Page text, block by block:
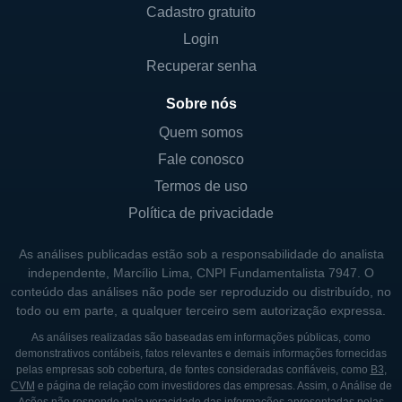
teste DPP® (Dual Path Platform), que é uma
tecnologia inovadora, utilizada para a
detecção de várias infecções. Esse sistema
resultados rápidos e precisos, o que é uma
necessidade crítica em situações
emergenciais, como surtos de doenças
SÓCIOS
A estrutura acionária da Chembio é
diversificada, contando com vários
investidores institucionais e indivíduos que
detêm participações significativas na
empresa. O controle de empresas de
Cadastro gratuito
Login
Recuperar senha
Sobre nós
Quem somos
Fale conosco
Termos de uso
Política de privacidade
As análises publicadas estão sob a responsabilidade do analista
independente, Marcílio Lima, CNPI Fundamentalista 7947. O
conteúdo das análises não pode ser reproduzido ou distribuído, no
todo ou em parte, a qualquer terceiro sem autorização expressa.
As análises realizadas são baseadas em informações públicas, como
demonstrativos contábeis, fatos relevantes e demais informações fornecidas
pelas empresas sob cobertura, de fontes consideradas confiáveis, como B3,
CVM e página de relação com investidores das empresas. Assim, o Análise de